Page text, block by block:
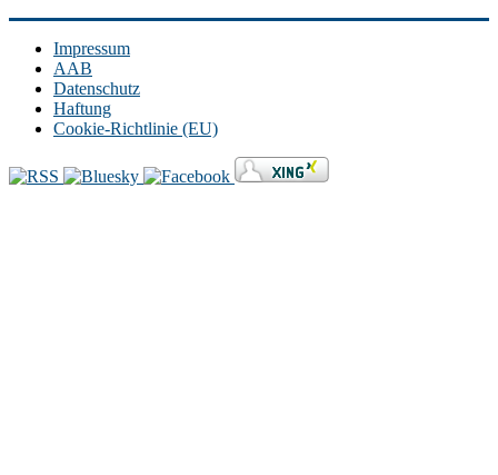
Impressum
AAB
Datenschutz
Haftung
Cookie-Richtlinie (EU)